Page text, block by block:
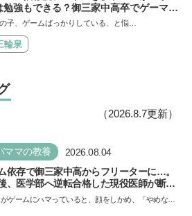
勉強もできる？御三家中高卒でゲーマー
師・阿部智史さんが教えるゲームしなが
子、ゲームばっかりしている、と悩…
輪泉
（2026.8.7更新）
ママの教養 2026.08.04
依存で御三家中高からフリーターに…。
、医学部へ逆転合格した現役医師が断言
ムの経験が受験勉強に役立った」そう考
ゲームにハマっていると、顔をしかめ、「やめなさ